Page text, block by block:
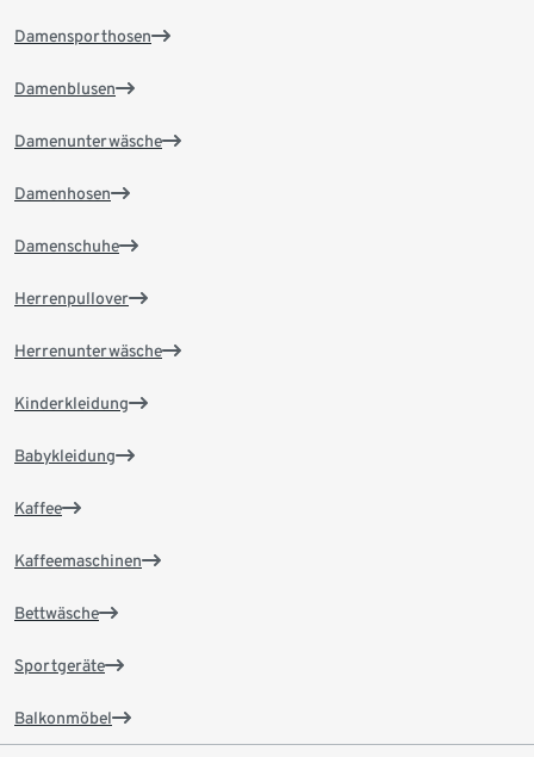
Damensporthosen
Damenblusen
Damenunterwäsche
Damenhosen
Damenschuhe
Herrenpullover
Herrenunterwäsche
Kinderkleidung
Babykleidung
Kaffee
Kaffeemaschinen
Bettwäsche
Sportgeräte
Balkonmöbel